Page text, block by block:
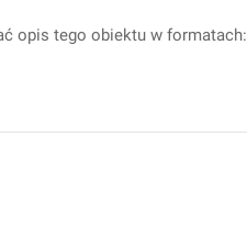
opis tego obiektu w formatach: